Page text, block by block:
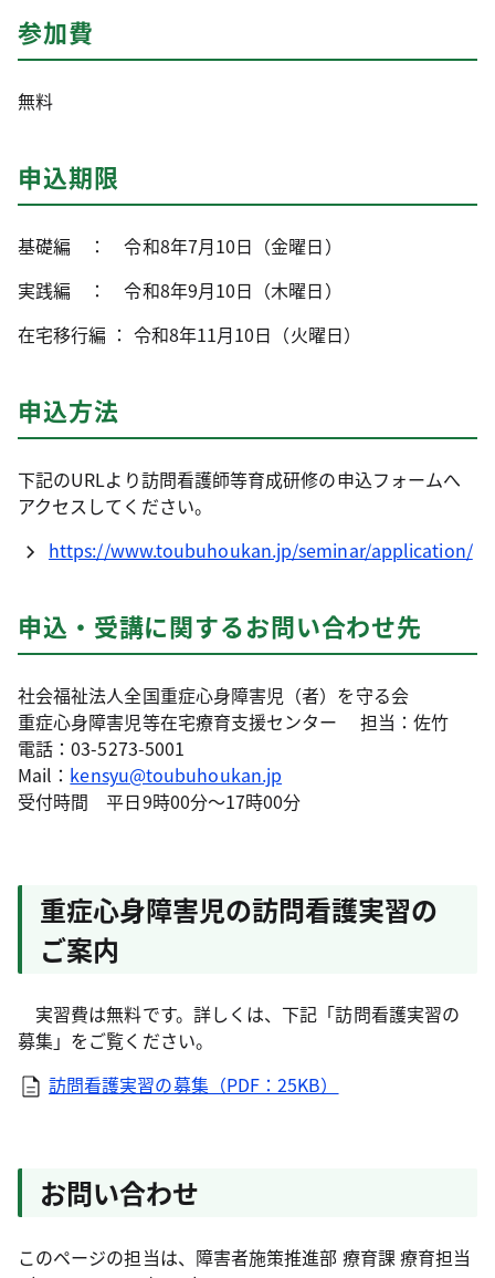
参加費
無料
申込期限
基礎編 ： 令和8年7月10日（金曜日）
実践編 ： 令和8年9月10日（木曜日）
在宅移行編 ： 令和8年11月10日（火曜日）
申込方法
下記のURLより訪問看護師等育成研修の申込フォームへ
アクセスしてください。
https://www.toubuhoukan.jp/seminar/application/
申込・受講に関するお問い合わせ先
社会福祉法人全国重症心身障害児（者）を守る会
重症心身障害児等在宅療育支援センター 担当：佐竹
電話：03-5273-5001
Mail： kensyu@toubuhoukan.jp
受付時間 平日9時00分～17時00分
重症心身障害児の訪問看護実習の
ご案内
実習費は無料です。詳しくは、下記「訪問看護実習の
募集」をご覧ください。
訪問看護実習の募集（PDF：25KB）
お問い合わせ
このページの担当は、障害者施策推進部 療育課 療育担当